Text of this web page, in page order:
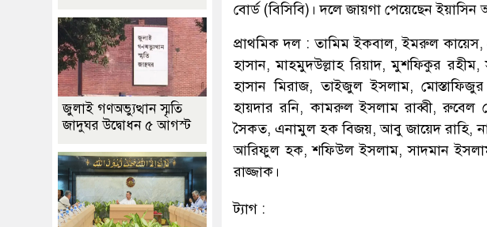
বোর্ড (বিসিবি)। দলে জায়গা পেয়েছেন
প্রাথমিক দল : তামিম ইকবাল, ইমরুল
হাসান, মাহমুদউল্লাহ রিয়াদ, মুশফিকুর
হাসান মিরাজ, তাইজুল ইসলাম,
হায়দার রনি, কামরুল ইসলাম রাব্বী,
সৈকত, এনামুল হক বিজয়, আবু জায়েদ রাহি,
আরিফুল হক, শফিউল ইসলাম, সাদমান
রাজ্জাক।
ট্যাগ :
জুলাই গণঅভ্যুত্থান স্মৃতি
জাদুঘর উদ্বোধন ৫ আগস্ট